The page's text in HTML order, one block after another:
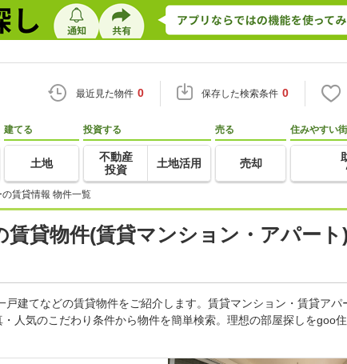
最近見た物件 0 保存した検索条件 0
建てる
土地
投資する
不動産
投資
土地活用
売る
売却
住みやすい
賃貸情報 物件一覧
貸物件(賃貸マンション・アパート
建てなどの賃貸物件をご紹介します。賃貸マンション・賃貸アパ
人気のこだわり条件から物件を簡単検索。理想の部屋探しをgoo